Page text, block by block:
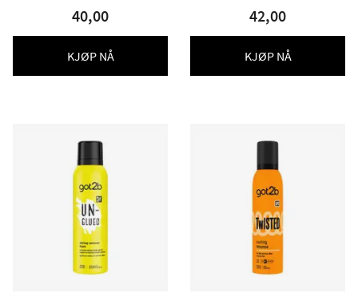
40,00
KJØP NÅ
42,00
KJØP NÅ